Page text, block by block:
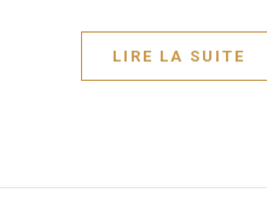
LIRE LA SUITE